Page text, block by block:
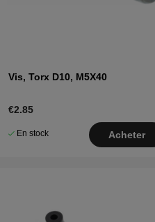
Vis, Torx D10, M5X40
€2.85
En stock Acheter